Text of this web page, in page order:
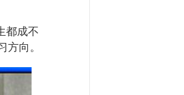
都成不
向。